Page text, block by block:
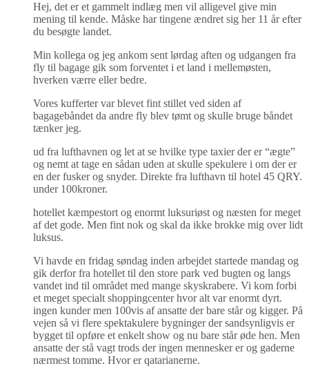
Hej, det er et gammelt indlæg men vil alligevel give min
mening til kende. Måske har tingene ændret sig her 11 år efter
du besøgte landet.
Min kollega og jeg ankom sent lørdag aften og udgangen fra
fly til bagage gik som forventet i et land i mellemøsten,
hverken værre eller bedre.
Vores kufferter var blevet fint stillet ved siden af
bagagebåndet da andre fly blev tømt og skulle bruge båndet
tænker jeg.
ud fra lufthavnen og let at se hvilke type taxier der er “ægte”
og nemt at tage en sådan uden at skulle spekulere i om der er
en der fusker og snyder. Direkte fra lufthavn til hotel 45 QRY.
under 100kroner.
hotellet kæmpestort og enormt luksuriøst og næsten for meget
af det gode. Men fint nok og skal da ikke brokke mig over lidt
luksus.
Vi havde en fridag søndag inden arbejdet startede mandag og
gik derfor fra hotellet til den store park ved bugten og langs
vandet ind til området med mange skyskrabere. Vi kom forbi
et meget specialt shoppingcenter hvor alt var enormt dyrt.
ingen kunder men 100vis af ansatte der bare står og kigger. På
vejen så vi flere spektakulere bygninger der sandsynligvis er
bygget til opføre et enkelt show og nu bare står øde hen. Men
ansatte der stå vagt trods der ingen mennesker er og gaderne
nærmest tomme. Hvor er qatarianerne.